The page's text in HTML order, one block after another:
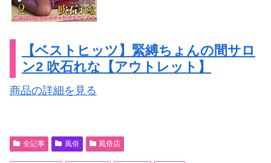
【ベストヒッツ】緊縛ちょんの間サロ
ン2 吹石れな【アウトレット】
商品の詳細を見る
全記事 風俗 風俗店